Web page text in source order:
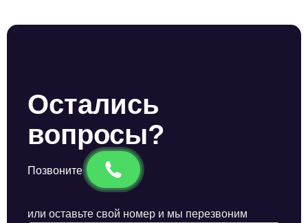
Остались
вопросы?
Позвоните
или оставьте свой номер и мы перезвоним